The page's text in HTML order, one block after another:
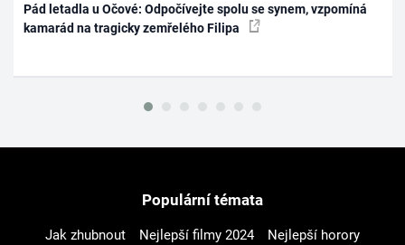
Pád letadla u Očové: Odpočívejte spolu se synem, vzpomíná
kamarád na tragicky zemřelého Filipa
Populární témata
Jak zhubnout Nejlepší filmy 2024
Nejlepší horory